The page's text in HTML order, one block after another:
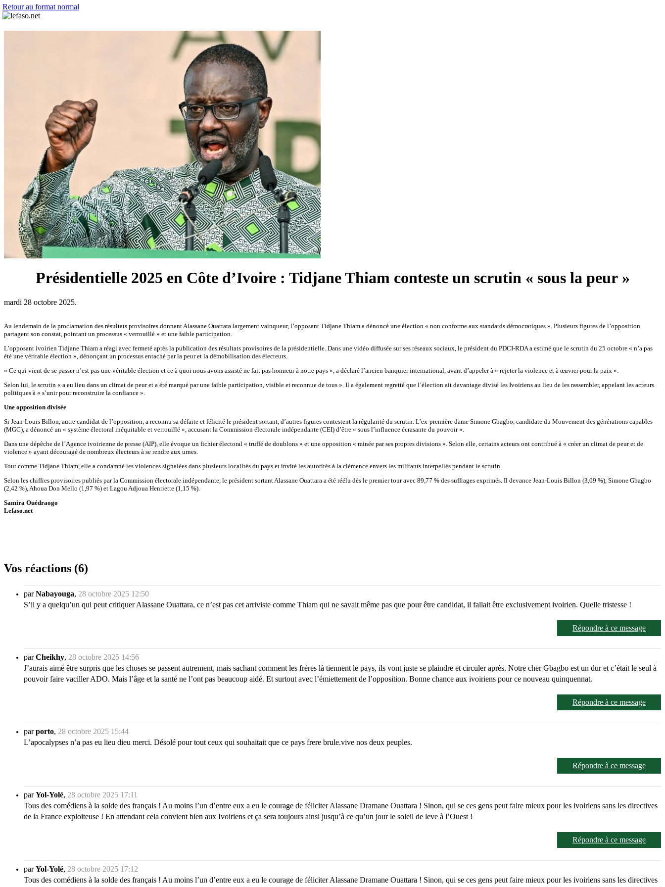
Retour au format normal
Présidentielle 2025 en Côte d’Ivoire : Tidjane Thiam conteste un scrutin « sous la peur »
mardi 28 octobre 2025.
Au lendemain de la proclamation des résultats provisoires donnant Alassane Ouattara largement vainqueur, l’opposant Tidjane Thiam a dénoncé une élection « non conforme aux standards démocratiques ». Plusieurs figures de l’opposition
partagent son constat, pointant un processus « verrouillé » et une faible participation.
L’opposant ivoirien Tidjane Thiam a réagi avec fermeté après la publication des résultats provisoires de la présidentielle. Dans une vidéo diffusée sur ses réseaux sociaux, le président du PDCI-RDA a estimé que le scrutin du 25 octobre « n’a pas
été une véritable élection », dénonçant un processus entaché par la peur et la démobilisation des électeurs.
« Ce qui vient de se passer n’est pas une véritable élection et ce à quoi nous avons assisté ne fait pas honneur à notre pays », a déclaré l’ancien banquier international, avant d’appeler à « rejeter la violence et à œuvrer pour la paix ».
Selon lui, le scrutin « a eu lieu dans un climat de peur et a été marqué par une faible participation, visible et reconnue de tous ». Il a également regretté que l’élection ait davantage divisé les Ivoiriens au lieu de les rassembler, appelant les acteurs
politiques à « s’unir pour reconstruire la confiance ».
Une opposition divisée
Si Jean-Louis Billon, autre candidat de l’opposition, a reconnu sa défaite et félicité le président sortant, d’autres figures contestent la régularité du scrutin. L’ex-première dame Simone Gbagbo, candidate du Mouvement des générations capables
(MGC), a dénoncé un « système électoral inéquitable et verrouillé », accusant la Commission électorale indépendante (CEI) d’être « sous l’influence écrasante du pouvoir ».
Dans une dépêche de l’Agence ivoirienne de presse (AIP), elle évoque un fichier électoral « truffé de doublons » et une opposition « minée par ses propres divisions ». Selon elle, certains acteurs ont contribué à « créer un climat de peur et de
violence » ayant découragé de nombreux électeurs à se rendre aux urnes.
Tout comme Tidjane Thiam, elle a condamné les violences signalées dans plusieurs localités du pays et invité les autorités à la clémence envers les militants interpellés pendant le scrutin.
Selon les chiffres provisoires publiés par la Commission électorale indépendante, le président sortant Alassane Ouattara a été réélu dès le premier tour avec 89,77 % des suffrages exprimés. Il devance Jean-Louis Billon (3,09 %), Simone Gbagbo
(2,42 %), Ahoua Don Mello (1,97 %) et Lagou Adjoua Henriette (1,15 %).
Samira Ouédraogo
Lefaso.net
Vos réactions (6)
parNabayouga, 28 octobre 2025 12:50
S’il y a quelqu’un qui peut critiquer Alassane Ouattara, ce n’est pas cet arriviste comme Thiam qui ne savait même pas que pour être candidat, il fallait être exclusivement ivoirien. Quelle tristesse !
Répondre à ce message
parCheikhy, 28 octobre 2025 14:56
J’aurais aimé être surpris que les choses se passent autrement, mais sachant comment les frères là tiennent le pays, ils vont juste se plaindre et circuler après. Notre cher Gbagbo est un dur et c’était le seul à
pouvoir faire vaciller ADO. Mais l’âge et la santé ne l’ont pas beaucoup aidé. Et surtout avec l’émiettement de l’opposition. Bonne chance aux ivoiriens pour ce nouveau quinquennat.
Répondre à ce message
parporto, 28 octobre 2025 15:44
L’apocalypses n’a pas eu lieu dieu merci. Désolé pour tout ceux qui souhaitait que ce pays frere brule.vive nos deux peuples.
Répondre à ce message
parYol-Yolé, 28 octobre 2025 17:11
Tous des comédiens à la solde des français ! Au moins l’un d’entre eux a eu le courage de féliciter Alassane Dramane Ouattara ! Sinon, qui se ces gens peut faire mieux pour les ivoiriens sans les directives
de la France exploiteuse ! En attendant cela convient bien aux Ivoiriens et ça sera toujours ainsi jusqu’à ce qu’un jour le soleil de leve à l’Ouest !
Répondre à ce message
parYol-Yolé, 28 octobre 2025 17:12
Tous des comédiens à la solde des français ! Au moins l’un d’entre eux a eu le courage de féliciter Alassane Dramane Ouattara ! Sinon, qui se ces gens peut faire mieux pour les ivoiriens sans les directives